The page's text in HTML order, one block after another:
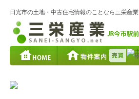
日光市の土地・中古住宅情報のことなら三栄産業